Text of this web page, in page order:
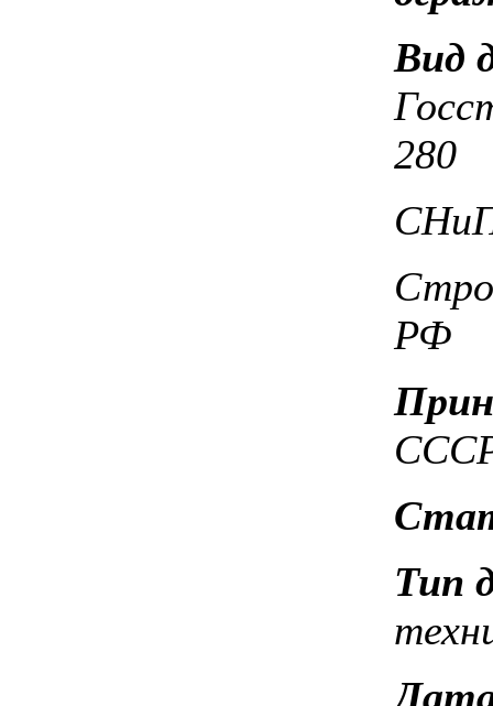
Вид
280
РФ
Тип